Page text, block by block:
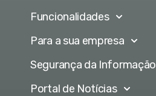
Funcionalidades
Para a sua empresa
Segurança da Informação
Portal de Notícias